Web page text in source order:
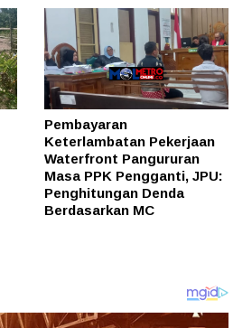
Pembayaran
Keterlambatan Pekerjaan
Waterfront Pangururan
Masa PPK Pengganti, JPU:
Penghitungan Denda
Berdasarkan MC